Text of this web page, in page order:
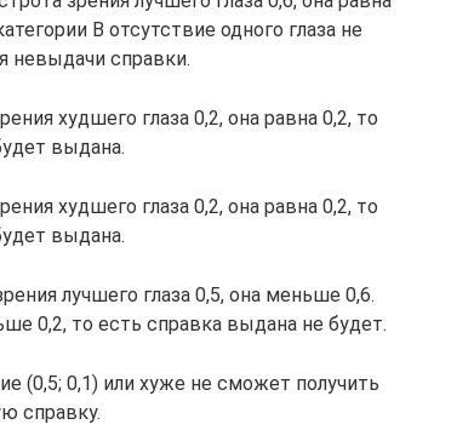
В отсутствие одного глаза не
невыдачи справки.
худшего глаза 0,2, она равна 0,2, то
выдана.
худшего глаза 0,2, она равна 0,2, то
выдана.
лучшего глаза 0,5, она меньше 0,6.
0,2, то есть справка выдана не будет.
(0,5; 0,1) или хуже не сможет получить
справку.